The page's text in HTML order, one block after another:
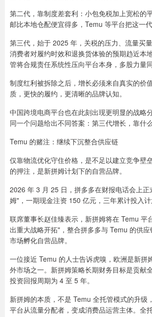
第二代，靠制度差套利：小包免税加上宽松的
邮比本地仓配便宜得多，Temu 等平台把这一
第三代，始于 2025 年，关税的压力、流量买量
消费者对履约时效和退换货体验的预期趋近本
管将合规责任系统性压向平台本身，多股力量同
制度红利被拆除之后，增长必须来自真实的价
质，更快的履约，更清晰的品牌认知。
中国跨境电商平台也在此刻出现更明显的战略
同一个问题给出不同答案：第三代增长，靠什
Temu 的赌注：继续下沉整合供应链
仅靠物流优化守住价格，是不足以建立竞争壁
的押注，是新拼姆计划下的自营品牌。
2026 年 3 月 25 日，拼多多在财报电话会上
姆"，一期现金注资 150 亿元，三年累计投入计
联席董事长赵佳臻表示，新拼姆将在 Temu 平
出重大战略开拓"，整合拼多多与 Temu 的供
市场孵化自营品牌。
一位接近 Temu 的人士告诉虎嗅，欧洲是新拼
外市场之一。新拼姆策略长期财务目标是贡献
投资回报周期为 4 至 5 年。
新拼姆的本质，不是 Temu 全托管模式的升级
平台从流量分配者，变成消费品运营主体。全